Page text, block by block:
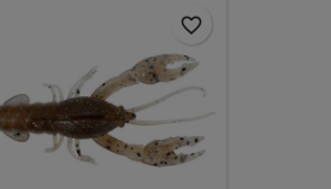
un nivel de realismo
excepcional. 5 UNIDADES
POR PACK
favorite_border